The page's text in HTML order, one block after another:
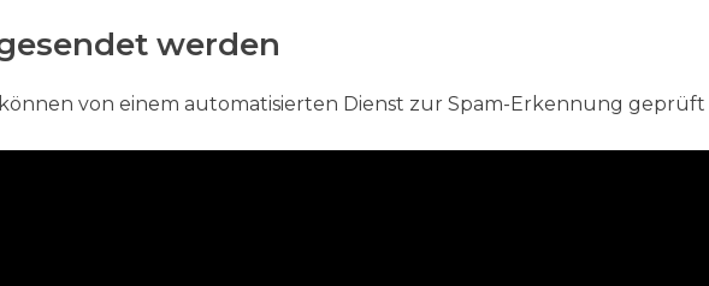
werden
von einem automatisierten Dienst zur Spam-Erkennung geprüft